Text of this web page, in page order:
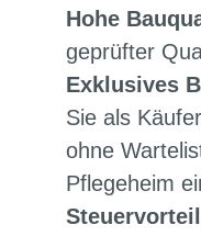
Hohe
geprüfter
Exklusives
Sie als
ohne
Pflegeheim